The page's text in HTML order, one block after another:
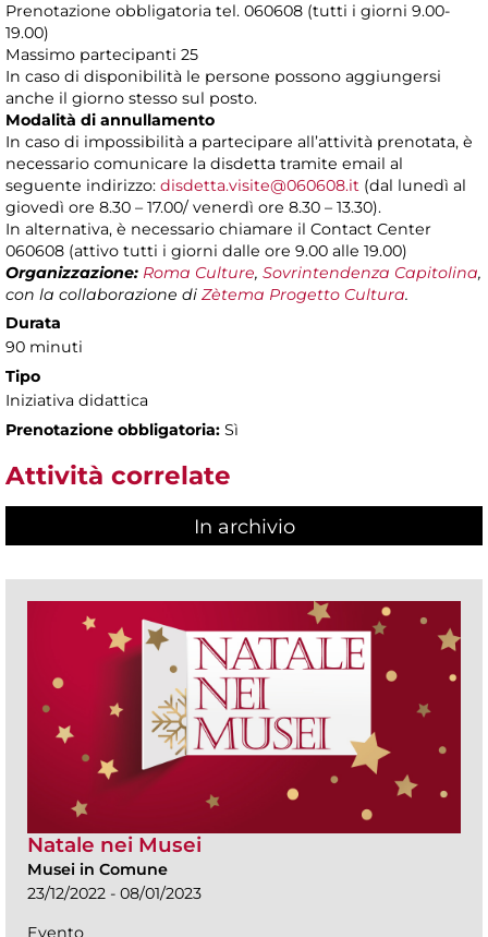
Prenotazione obbligatoria tel. 060608 (tutti i giorni 9.00-
19.00)
Massimo partecipanti 25
In caso di disponibilità le persone possono aggiungersi
anche il giorno stesso sul posto.
Modalità di annullamento
In caso di impossibilità a partecipare all’attività prenotata, è
necessario comunicare la disdetta tramite email al
seguente indirizzo: disdetta.visite@060608.it (dal lunedì al
giovedì ore 8.30 – 17.00/ venerdì ore 8.30 – 13.30).
In alternativa, è necessario chiamare il Contact Center
060608 (attivo tutti i giorni dalle ore 9.00 alle 19.00)
Organizzazione: Roma Culture, Sovrintendenza Capitolina,
con la collaborazione di Zètema Progetto Cultura.
Durata
90 minuti
Tipo
Iniziativa didattica
Prenotazione obbligatoria: Sì
Attività correlate
In archivio
Natale nei Musei
Musei in Comune
23/12/2022 - 08/01/2023
Evento